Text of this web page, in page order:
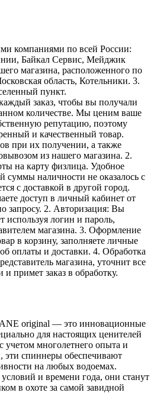
компаниями по всей России:
Байкал Сервис, Мейджик
магазина, расположенного по
область, Котельники. 3.
пункт.
заказ, чтобы вы получали
количестве. Мы ценим ваше
репутацию, поэтому
и качественный товар.
при их получении, а также
из нашего магазина. 2.
на карту физлица. Удобное
суммы наличности не оказалось с
с доставкой в другой город.
доступ в личный кабинет от
запросу. 2. Авторизация: Вы
используя логин и пароль,
магазина. 3. Оформление
в корзину, заполняете личные
оплаты и доставки. 4. Обработка
магазина, уточнит все
примет заказ в обработку.
original — это инновационные
для настоящих ценителей
учетом многолетнего опыта и
эти спиннеры обеспечивают
на любых водоемах.
и времени года, они станут
в охоте за самой завидной